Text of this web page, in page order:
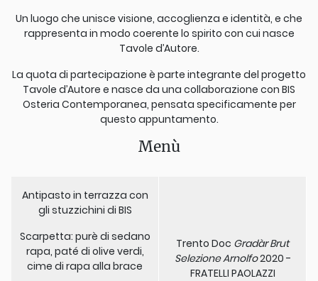
Un luogo che unisce visione, accoglienza e identità, e che
rappresenta in modo coerente lo spirito con cui nasce
Tavole d’Autore.
La quota di partecipazione è parte integrante del progetto
Tavole d’Autore e nasce da una collaborazione con BIS
Osteria Contemporanea, pensata specificamente per
questo appuntamento.
Menù
Antipasto in terrazza con
gli stuzzichini di BIS
Scarpetta: purè di sedano
rapa, paté di olive verdi,
cime di rapa alla brace
Trento Doc Gradàr Brut
Selezione Arnolfo2020 -
FRATELLI PAOLAZZI